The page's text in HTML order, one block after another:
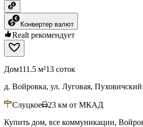
Конвертер валют
Realt рекомендует
Дом111.5 м²13 соток
д. Войровка, ул. Луговая,
Слуцкое 23 км от МКАД
Купить дом, все коммуникации,